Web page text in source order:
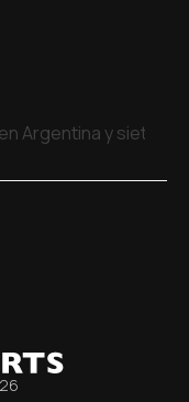
Argentina y siete